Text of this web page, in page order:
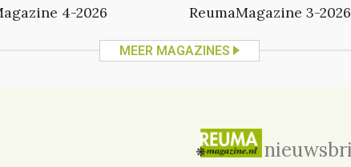
4-2026 ReumaMagazine 3-2026
MEER MAGAZINES